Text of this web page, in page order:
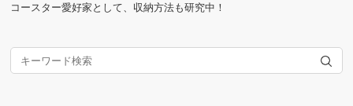
コースター愛好家として、収納方法も研究中！